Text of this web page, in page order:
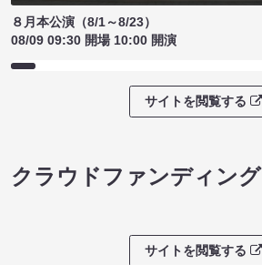
８月本公演（8/1～8/23）
08/09 09:30 開場 10:00 開演
サイトを閲覧する
クラウドファンディング
サイトを閲覧する